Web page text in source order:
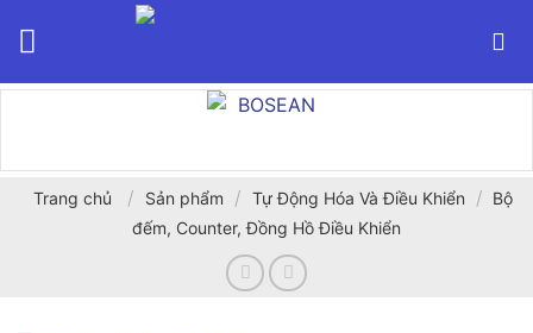
Trang chủ / Sản phẩm / Tự Động Hóa Và Điều Khiển / Bộ
đếm, Counter, Đồng Hồ Điều Khiển